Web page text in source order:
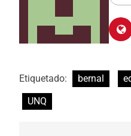
Etiquetado: bernal
UNQ